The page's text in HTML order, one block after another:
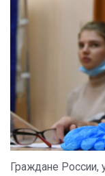
Граждане России,